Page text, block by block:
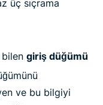
üç sıçrama
giriş düğümü
ve bu bilgiyi